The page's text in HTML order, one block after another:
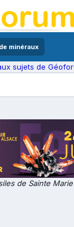
minéraux
sujets de
de Sainte